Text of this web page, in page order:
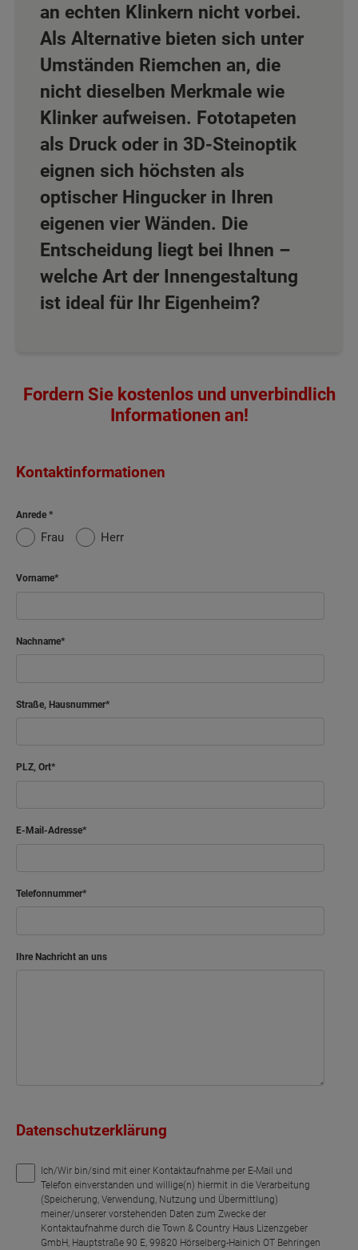
an echten Klinkern nicht vorbei.
Als Alternative bieten sich unter
Umständen Riemchen an, die
nicht dieselben Merkmale wie
Klinker aufweisen. Fototapeten
als Druck oder in 3D-Steinoptik
eignen sich höchsten als
optischer Hingucker in Ihren
eigenen vier Wänden. Die
Entscheidung liegt bei Ihnen –
welche Art der Innengestaltung
ist ideal für Ihr Eigenheim?
Fordern Sie kostenlos und unverbindlich
Informationen an!
Kontaktinformationen
Anrede
Frau Herr
Vorname
Nachname
Straße, Hausnummer
PLZ, Ort
E-Mail-Adresse
Telefonnummer
Ihre Nachricht an uns
Datenschutzerklärung
Ich/Wir bin/sind mit einer Kontaktaufnahme per E-Mail und
Telefon einverstanden und willige(n) hiermit in die Verarbeitung
(Speicherung, Verwendung, Nutzung und Übermittlung)
meiner/unserer vorstehenden Daten zum Zwecke der
Kontaktaufnahme durch die Town & Country Haus Lizenzgeber
GmbH, Hauptstraße 90 E, 99820 Hörselberg-Hainich OT Behringen